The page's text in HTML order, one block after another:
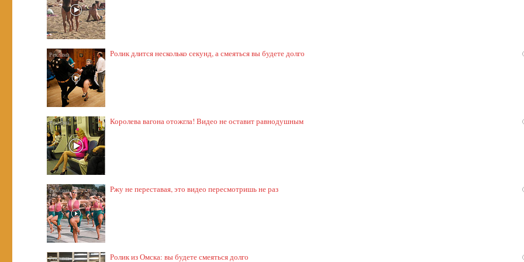
Ролик длится несколько секунд, а смеяться вы будете долго
Королева вагона отожгла! Видео не оставит равнодушным
Ржу не переставая, это видео пересмотришь не раз
Ролик из Омска: вы будете смеяться долго